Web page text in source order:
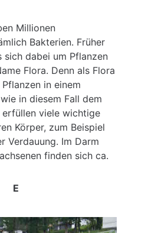
Millionen
Bakterien. Früher
sich dabei um Pflanzen
Flora. Denn als Flora
in einem
in diesem Fall dem
erfüllen viele wichtige
Körper, zum Beispiel
Verdauung. Im Darm
finden sich ca.
E